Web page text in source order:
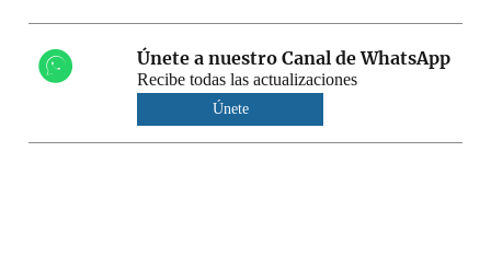
Únete a nuestro Canal de WhatsApp
Recibe todas las actualizaciones
Únete